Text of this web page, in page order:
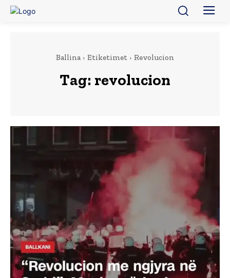
Ballina Etiketimet Revolucion
Tag: revolucion